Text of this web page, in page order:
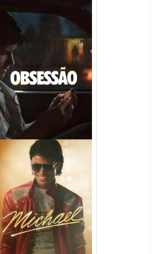
Obsessão Torrent (2026)
WEB-DL 1080p/4K Dual
Áudio
Michael Torrent (2026) WEB-
DL 1080p/4K Dual Áudio